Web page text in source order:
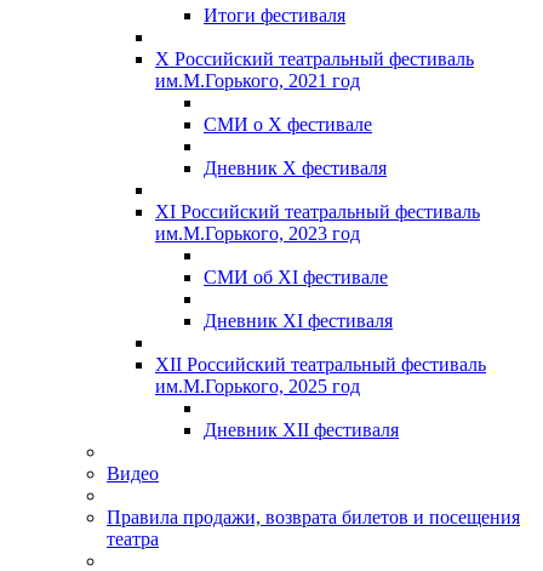
Итоги фестиваля
X Российский театральный фестиваль
им.М.Горького, 2021 год
СМИ о X фестивале
Дневник X фестиваля
XI Российский театральный фестиваль
им.М.Горького, 2023 год
СМИ об XI фестивале
Дневник XI фестиваля
XII Российский театральный фестиваль
им.М.Горького, 2025 год
Дневник XII фестиваля
Видео
Правила продажи, возврата билетов и посещения
театра